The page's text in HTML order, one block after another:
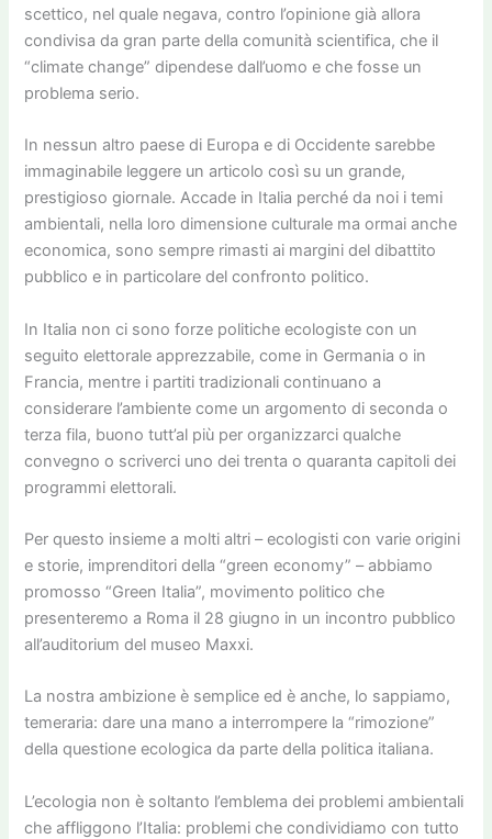
scettico, nel quale negava, contro l’opinione già allora
condivisa da gran parte della comunità scientifica, che il
“climate change” dipendese dall’uomo e che fosse un
problema serio.
In nessun altro paese di Europa e di Occidente sarebbe
immaginabile leggere un articolo così su un grande,
prestigioso giornale. Accade in Italia perché da noi i temi
ambientali, nella loro dimensione culturale ma ormai anche
economica, sono sempre rimasti ai margini del dibattito
pubblico e in particolare del confronto politico.
In Italia non ci sono forze politiche ecologiste con un
seguito elettorale apprezzabile, come in Germania o in
Francia, mentre i partiti tradizionali continuano a
considerare l’ambiente come un argomento di seconda o
terza fila, buono tutt’al più per organizzarci qualche
convegno o scriverci uno dei trenta o quaranta capitoli dei
programmi elettorali.
Per questo insieme a molti altri – ecologisti con varie origini
e storie, imprenditori della “green economy” – abbiamo
promosso “Green Italia”, movimento politico che
presenteremo a Roma il 28 giugno in un incontro pubblico
all’auditorium del museo Maxxi.
La nostra ambizione è semplice ed è anche, lo sappiamo,
temeraria: dare una mano a interrompere la “rimozione”
della questione ecologica da parte della politica italiana.
L’ecologia non è soltanto l’emblema dei problemi ambientali
che affliggono l’Italia: problemi che condividiamo con tutto